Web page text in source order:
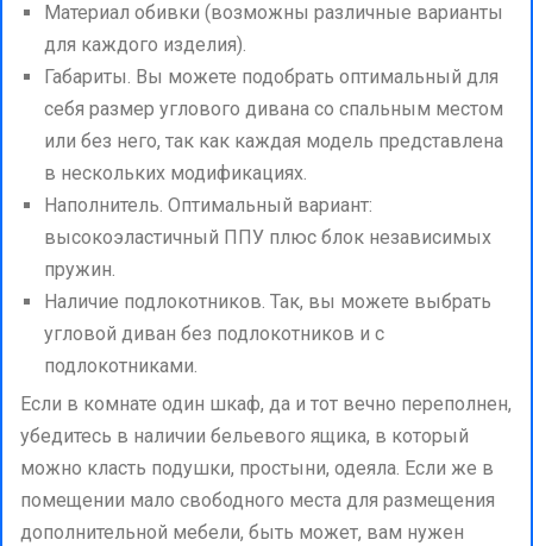
Материал обивки (возможны различные варианты
для каждого изделия).
Габариты. Вы можете подобрать оптимальный для
себя размер углового дивана со спальным местом
или без него, так как каждая модель представлена
в нескольких модификациях.
Наполнитель. Оптимальный вариант:
высокоэластичный ППУ плюс блок независимых
пружин.
Наличие подлокотников. Так, вы можете выбрать
угловой диван без подлокотников и с
подлокотниками.
Если в комнате один шкаф, да и тот вечно переполнен,
убедитесь в наличии бельевого ящика, в который
можно класть подушки, простыни, одеяла. Если же в
помещении мало свободного места для размещения
дополнительной мебели, быть может, вам нужен